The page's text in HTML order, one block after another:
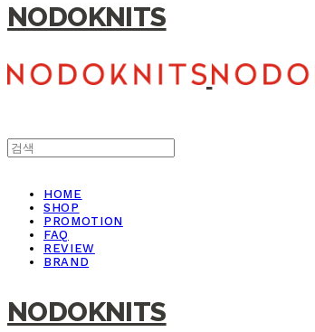
NODOKNITS
HOME
SHOP
PROMOTION
FAQ
REVIEW
BRAND
NODOKNITS